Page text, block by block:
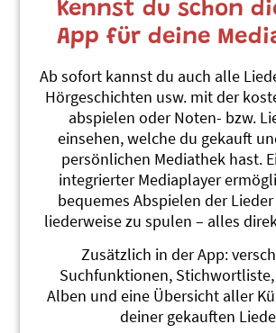
En Tag im Läbe vom
(1)
#Aufstehen #Morgen
S wird langsam hell
Stephanie Jakobi-Murer
Chindsgi-Hits 1
#Morgen #Aufstehen
Mümele
Christian Schenker und
Tüüfeli
Rocke wie die wilde Socke
#Ausruhen #Aufstehen #Müde
Vorhang
Hanspeter Amstein
Ich find dich schampar
Kennst du schon
App für deine
Ab sofort kannst du auch alle
Hörgeschichten usw. mit der
abspielen oder Noten- bzw.
einsehen, welche du gekauft
persönlichen Mediathek hast.
integrierter Mediaplayer
bequemes Abspielen der
liederweise zu spulen – alles
Zusätzlich in der App:
Suchfunktionen,
Alben und eine Übersicht aller
deiner gekauften